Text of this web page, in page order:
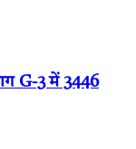
G-3 में 3446